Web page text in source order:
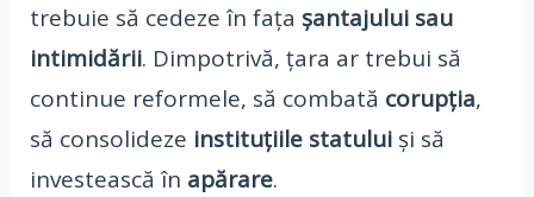
trebuie să cedeze în fața șantajului sau
intimidării. Dimpotrivă, țara ar trebui să
continue reformele, să combată corupția,
să consolideze instituțiile statuluiși să
investească în apărare.